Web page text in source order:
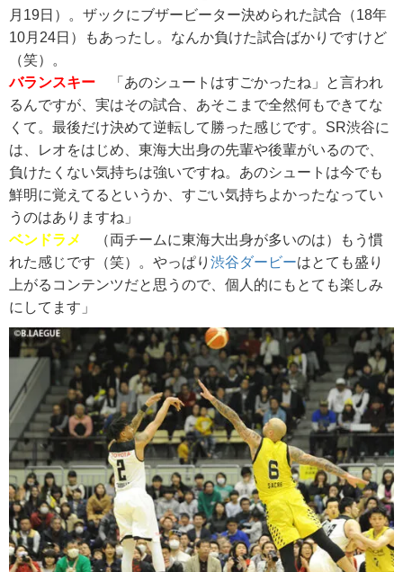
月19日）。ザックにブザービーター決められた試合（18年
10月24日）もあったし。なんか負けた試合ばかりですけど
（笑）。
バランスキー 「あのシュートはすごかったね」と言われ
るんですが、実はその試合、あそこまで全然何もできてな
くて。最後だけ決めて逆転して勝った感じです。SR渋谷に
は、レオをはじめ、東海大出身の先輩や後輩がいるので、
負けたくない気持ちは強いですね。あのシュートは今でも
鮮明に覚えてるというか、すごい気持ちよかったなってい
うのはありますね」
ベンドラメ
（両チームに東海大出身が多いのは）もう慣
れた感じです（笑）。やっぱり 渋谷ダービーはとても盛り
上がるコンテンツだと思うので、個人的にもとても楽しみ
にしてます」